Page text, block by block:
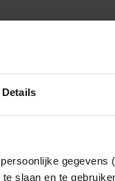
Details
gegevens
slaan en te